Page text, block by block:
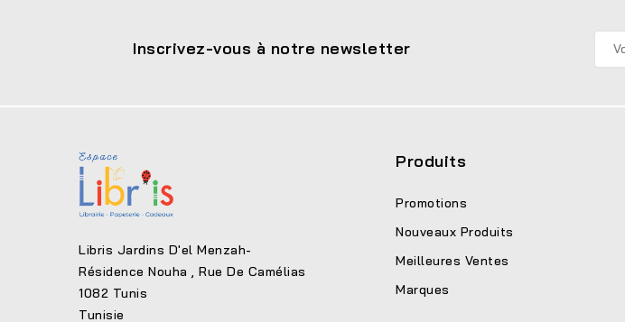
Inscrivez-vous à notre newsletter
Libris Jardins D'el Menzah-
Résidence Nouha , Rue De Camélias
1082 Tunis
Tunisie
Produits
Promotions
Nouveaux Produits
Meilleures Ventes
Marques